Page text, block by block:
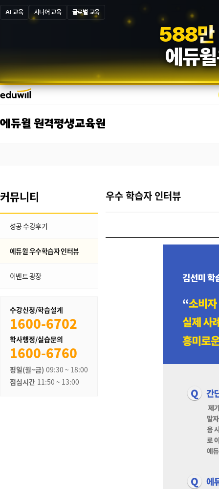
AI 교육 시니어 교육 글로벌 교육
587만
에듀윌
에듀윌 원격평생교육원
커뮤니티
성공 수강후기
에듀윌 우수학습자 인터뷰
이벤트 광장
수강신청/학습설계
1600-6702
학사행정/실습문의
1600-6760
평일(월~금) 09:30 ~ 18:00
점심시간 11:50 ~ 13:00
우수 학습자 인터뷰